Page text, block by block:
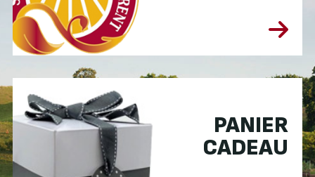
PANIER
CADEAU